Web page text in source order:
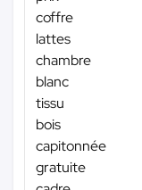
coffre
lattes
chambre
blanc
tissu
bois
capitonnée
gratuite